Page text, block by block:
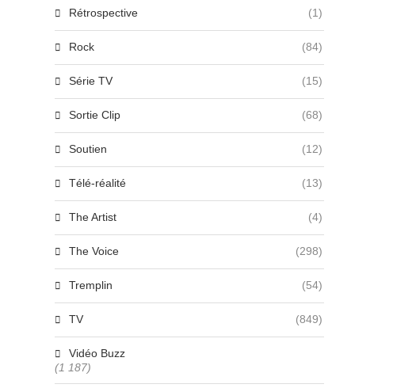
Rétrospective (1)
Rock (84)
Série TV (15)
Sortie Clip (68)
Soutien (12)
Télé-réalité (13)
The Artist (4)
The Voice (298)
Tremplin (54)
TV (849)
Vidéo Buzz
(1 187)